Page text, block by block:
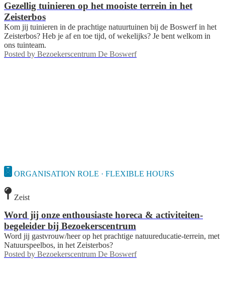
Gezellig tuinieren op het mooiste terrein in het
Zeisterbos
Kom jij tuinieren in de prachtige natuurtuinen bij de Boswerf in het
Zeisterbos? Heb je af en toe tijd, of wekelijks? Je bent welkom in
ons tuinteam.
Posted by Bezoekerscentrum De Boswerf
ORGANISATION ROLE · FLEXIBLE HOURS
Zeist
Word jij onze enthousiaste horeca & activiteiten-
begeleider bij Bezoekerscentrum
Word jij gastvrouw/heer op het prachtige natuureducatie-terrein, met
Natuurspeelbos, in het Zeisterbos?
Posted by Bezoekerscentrum De Boswerf